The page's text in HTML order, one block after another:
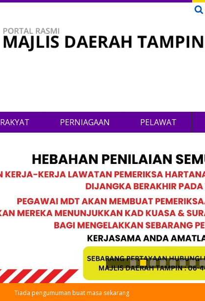
RAKYAT PERNIAGAAN PELAWAT
Tiada pengumuman buat masa sekarang